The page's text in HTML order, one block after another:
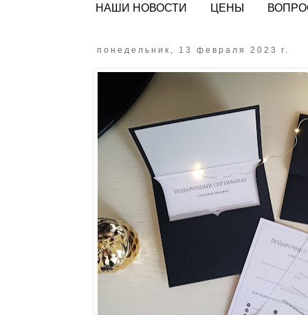
НАШИ НОВОСТИ ЦЕНЫ
понедельник, 13 февраля 2023 г.